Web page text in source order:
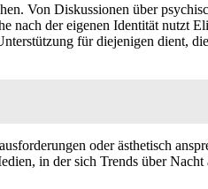
Von Diskussionen über
nach der eigenen Identität nutzt
für diejenigen dient,
oder ästhetisch
in der sich Trends über